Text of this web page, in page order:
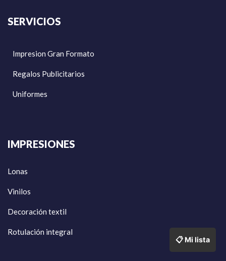
SERVICIOS
Impresion Gran Formato
Regalos Publicitarios
Uniformes
IMPRESIONES
Lonas
Vinilos
Decoración textil
Rotulación integral
📋 Mi lista